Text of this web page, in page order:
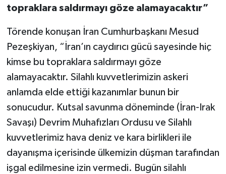
topraklara saldırmayı göze alamayacaktır”
Törende konuşan İran Cumhurbaşkanı Mesud
Pezeşkiyan, “İran’ın caydırıcı gücü sayesinde hiç
kimse bu topraklara saldırmayı göze
alamayacaktır. Silahlı kuvvetlerimizin askeri
anlamda elde ettiği kazanımlar bunun bir
sonucudur. Kutsal savunma döneminde (İran-Irak
Savaşı) Devrim Muhafızları Ordusu ve Silahlı
kuvvetlerimiz hava deniz ve kara birlikleri ile
dayanışma içerisinde ülkemizin düşman tarafından
işgal edilmesine izin vermedi. Bugün silahlı